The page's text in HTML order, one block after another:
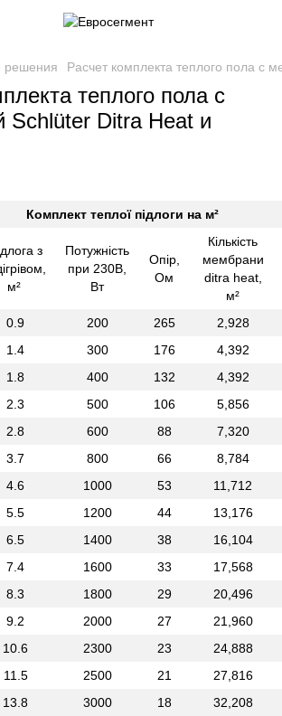
решения Расчет комплекта теплого пола с
теплого пола с
Schlüter Ditra Heat и
Комплект теплої підлоги на м²
з
м²
Потужність
при 230В,
Вт
Опір,
Ом
Кількість
мембрани
ditra heat,
м²
0.9 200 265
2,928
1.4 300 176
4,392
1.8 400 132
4,392
2.3 500 106
5,856
2.8 600 88
7,320
3.7 800 66
8,784
4.6 1000 53
11,712
5.5 1200 44
13,176
6.5 1400 38
16,104
7.4 1600 33
17,568
8.3 1800 29
20,496
9.2 2000 27
21,960
10.6 2300 23
24,888
11.5 2500 21
27,816
13.8 3000 18 32,208